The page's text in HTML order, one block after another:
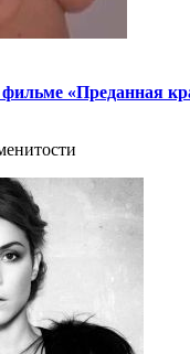
«Преданная